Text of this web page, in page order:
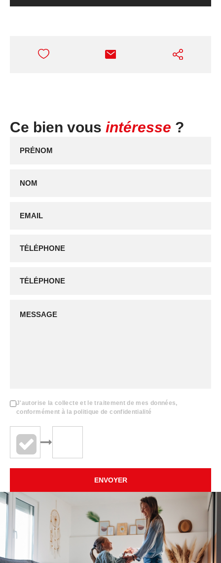
Ce bien vous intéresse ?
J'autorise la collecte et le traitement de mes données,
conformément à la politique de confidentialité
ENVOYER